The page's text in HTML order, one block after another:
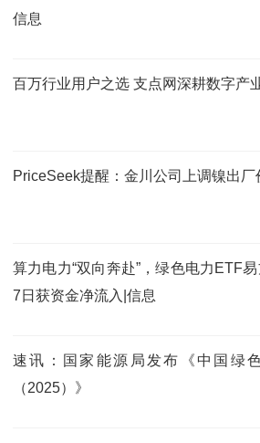
信息
百万行业用户之选 支点网深耕数字产
PriceSeek提醒：金川公司上调镍出
算力电力“双向奔赴”，绿色电力ETF
7日获资金净流入|信息
速讯：国家能源局发布《中国绿
（2025）》